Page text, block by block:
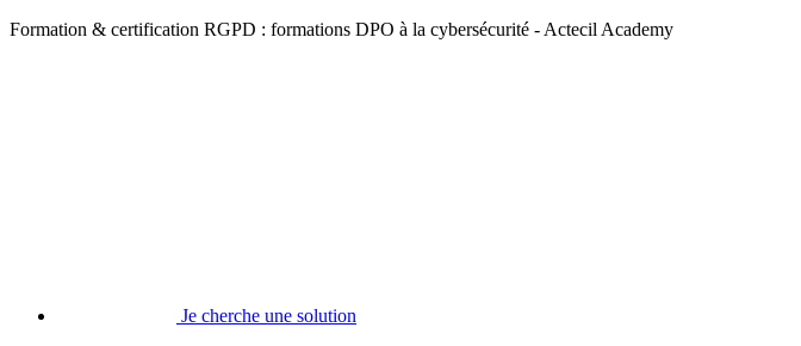
Formation & certification RGPD : formations DPO à la cybersécurité - Actecil Academy
Je cherche une solution